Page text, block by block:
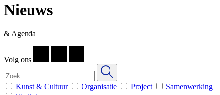
Nieuws
& Agenda
Volg ons
Kunst & Cultuur Organisatie Project
Samenwerking